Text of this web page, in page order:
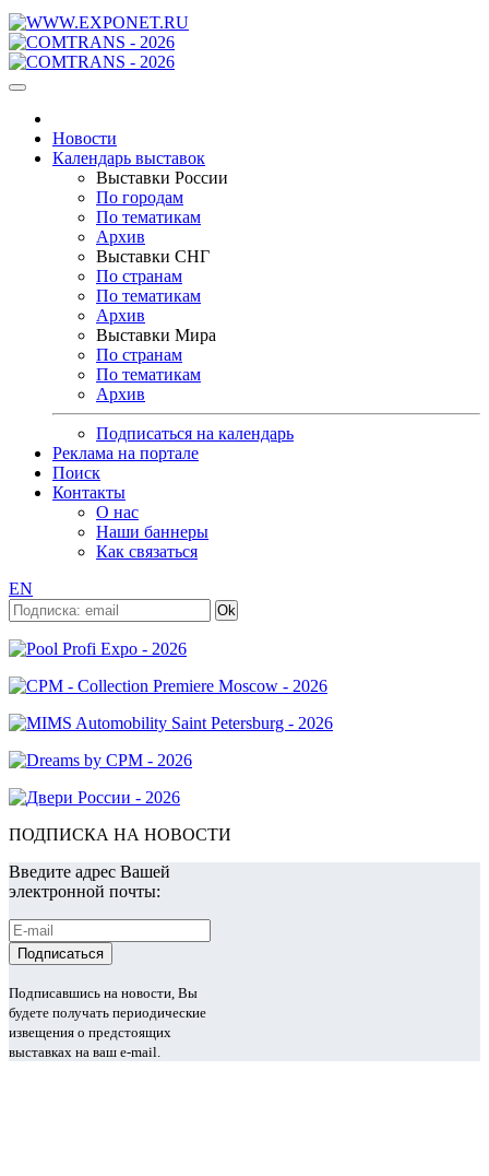
Новости
Календарь выставок
Выставки России
По городам
По тематикам
Архив
Выставки СНГ
По странам
По тематикам
Архив
Выставки Мира
По странам
По тематикам
Архив
Подписаться на календарь
Реклама на портале
Поиск
Контакты
О нас
Наши баннеры
Как связаться
EN
ПОДПИСКА НА НОВОСТИ
Введите адрес Вашей
электронной почты:
Подписавшись на новости, Вы
будете получать периодические
извещения о предстоящих
выставках на ваш e-mail.